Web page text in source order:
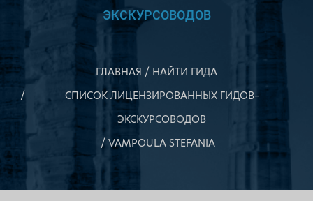
ЭКСКУРСОВОДОВ
ГЛАВНАЯ
НАЙТИ ГИДА
СПИСОК ЛИЦЕНЗИРОВАННЫХ ГИДОВ–
ЭКСКУРСОВОДОВ
VAMPOULA STEFANIA